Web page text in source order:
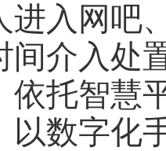
进入网吧
间介入处
依托智慧
以数字化